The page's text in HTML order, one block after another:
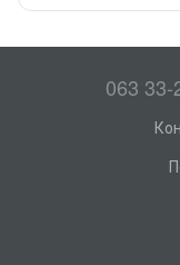
063 33-